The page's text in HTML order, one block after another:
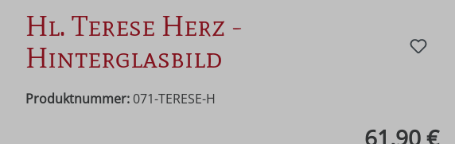
Hl. Terese Herz -
Hinterglasbild
Produktnummer: 071-TERESE-H
61,90 €